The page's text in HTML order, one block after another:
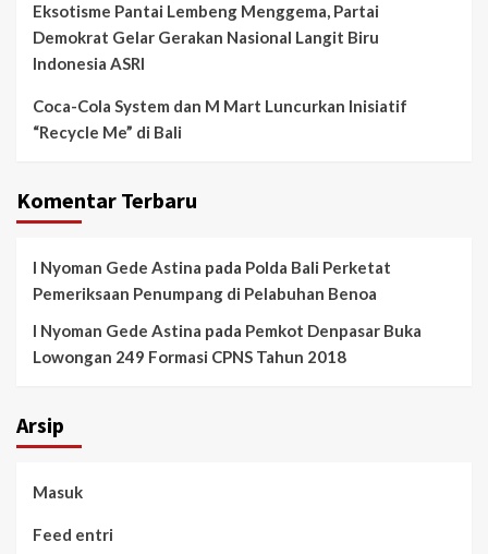
Eksotisme Pantai Lembeng Menggema, Partai
Demokrat Gelar Gerakan Nasional Langit Biru
Indonesia ASRI
Coca-Cola System dan M Mart Luncurkan Inisiatif
“Recycle Me” di Bali
Komentar Terbaru
I Nyoman Gede Astina pada Polda Bali Perketat
Pemeriksaan Penumpang di Pelabuhan Benoa
I Nyoman Gede Astina pada Pemkot Denpasar Buka
Lowongan 249 Formasi CPNS Tahun 2018
Arsip
Masuk
Feed entri